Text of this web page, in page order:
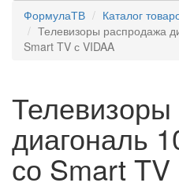
ФормулаТВ Каталог
Телевизоры распродажа
Smart TV с VIDAA
диагональ
со Smart